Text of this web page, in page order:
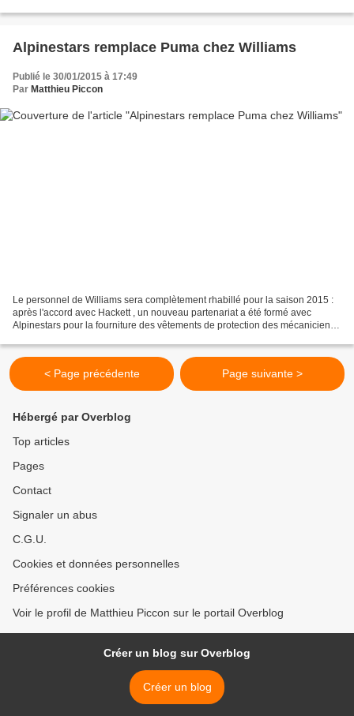
Alpinestars remplace Puma chez Williams
Publié le 30/01/2015 à 17:49
Par Matthieu Piccon
Le personnel de Williams sera complètement rhabillé pour la saison 2015 :
après l'accord avec Hackett , un nouveau partenariat a été formé avec
Alpinestars pour la fourniture des vêtements de protection des mécaniciens
< Page précédente Page suivante >
Hébergé par Overblog
Top articles
Pages
Contact
Signaler un abus
C.G.U.
Cookies et données personnelles
Préférences cookies
Voir le profil de Matthieu Piccon sur le portail Overblog
Créer un blog sur Overblog
Créer un blog